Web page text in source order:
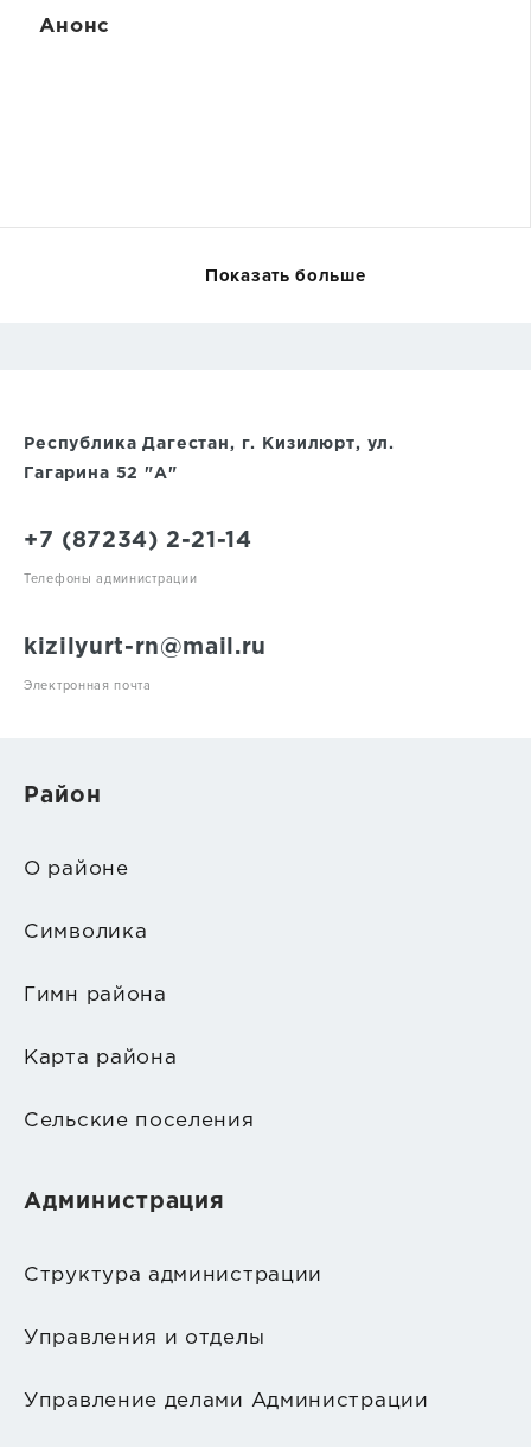
Анонс
Показать больше
Республика Дагестан, г. Кизилюрт, ул.
Гагарина 52 "А"
+7 (87234) 2-21-14
Телефоны администрации
kizilyurt-rn@mail.ru
Электронная почта
Район
О районе
Символика
Гимн района
Карта района
Сельские поселения
Администрация
Структура администрации
Управления и отделы
Управление делами Администрации